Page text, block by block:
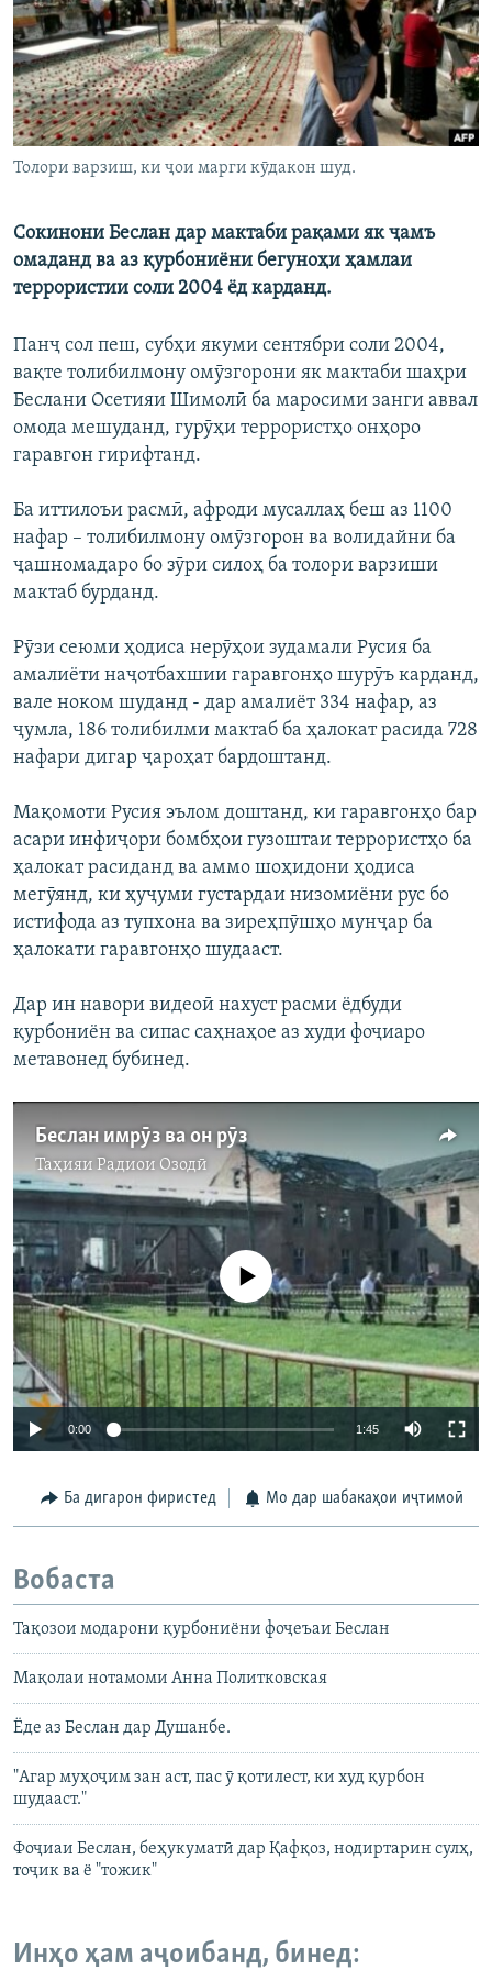
ГУЗОРИШҲОИ РАДИОӢ
Русский
ПАЙГИРӢ КУНЕД
Ҳамаи сомонаҳои RFE/RL
Толори варзиш, ки ҷои марги кӯдакон шуд.
Сокинони Беслан дар мактаби рақами як ҷамъ
омаданд ва аз қурбониёни бегуноҳи ҳамлаи
террористии соли 2004 ёд карданд.
Панҷ сол пеш, субҳи якуми сентябри соли 2004,
вақте толибилмону омӯзгорони як мактаби шаҳри
Беслани Осетияи Шимолӣ ба маросими занги аввал
омода мешуданд, гурӯҳи террористҳо онҳоро
гаравгон гирифтанд.
Ба иттилоъи расмӣ, афроди мусаллаҳ беш аз 1100
нафар – толибилмону омӯзгорон ва волидайни ба
ҷашномадаро бо зӯри силоҳ ба толори варзиши
мактаб бурданд.
Рӯзи сеюми ҳодиса нерӯҳои зудамали Русия ба
амалиёти наҷотбахшии гаравгонҳо шурӯъ карданд,
вале ноком шуданд - дар амалиёт 334 нафар, аз
ҷумла, 186 толибилми мактаб ба ҳалокат расида 728
нафари дигар ҷароҳат бардоштанд.
Мақомоти Русия эълом доштанд, ки гаравгонҳо бар
асари инфиҷори бомбҳои гузоштаи террористҳо ба
ҳалокат расиданд ва аммо шоҳидони ҳодиса
мегӯянд, ки ҳуҷуми густардаи низомиёни рус бо
истифода аз тупхона ва зиреҳпӯшҳо мунҷар ба
ҳалокати гаравгонҳо шудааст.
Дар ин навори видеоӣ нахуст расми ёдбуди
қурбониён ва сипас саҳнаҳое аз худи фоҷиаро
метавонед бубинед.
Беслан имрӯз ва он рӯз
Таҳияи Радиои Озодӣ
Феълан кор намекунад
0:00 1:45
Ба дигарон фиристед Мо дар шабакаҳои иҷтимоӣ
Вобаста
Тақозои модарони қурбониёни фоҷеъаи Беслан
Мақолаи нотамоми Анна Политковская
Ёде аз Беслан дар Душанбе.
"Агар муҳоҷим зан аст, пас ӯ қотилест, ки худ қурбон
шудааст."
Фоҷиаи Беслан, беҳукуматӣ дар Қафқоз, нодиртарин сулҳ,
тоҷик ва ё "тожик"
Инҳо ҳам аҷоибанд, бинед: